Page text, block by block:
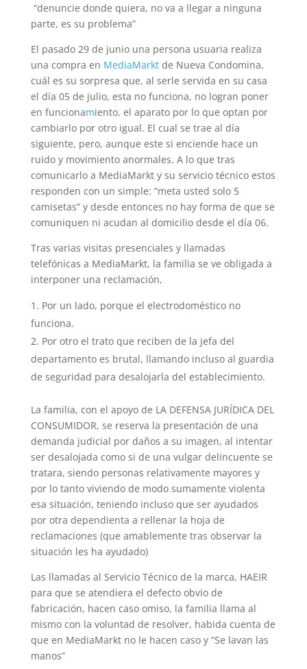
“denuncie donde quiera, no va a llegar a ninguna
parte, es su problema”
El pasado 29 de junio una persona usuaria realiza
una compra en MediaMarktde Nueva Condomina,
cuál es su sorpresa que, al serle servida en su casa
el día 05 de julio, esta no funciona, no logran poner
en funcionamiento, el aparato por lo que optan por
cambiarlo por otro igual. El cual se trae al día
siguiente, pero, aunque este si enciende hace un
ruido y movimiento anormales. A lo que tras
comunicarlo a MediaMarkt y su servicio técnico estos
responden con un simple: “meta usted solo 5
camisetas” y desde entonces no hay forma de que se
comuniquen ni acudan al domicilio desde el día 06.
Tras varias visitas presenciales y llamadas
telefónicas a MediaMarkt, la familia se ve obligada a
interponer una reclamación,
Por un lado, porque el electrodoméstico no
funciona.
Por otro el trato que reciben de la jefa del
departamento es brutal, llamando incluso al guardia
de seguridad para desalojarla del establecimiento.
La familia, con el apoyo de LA DEFENSA JURÍDICA DEL
CONSUMIDOR, se reserva la presentación de una
demanda judicial por daños a su imagen, al intentar
ser desalojada como si de una vulgar delincuente se
tratara, siendo personas relativamente mayores y
por lo tanto viviendo de modo sumamente violenta
esa situación, teniendo incluso que ser ayudados
por otra dependienta a rellenar la hoja de
reclamaciones (que amablemente tras observar la
situación les ha ayudado)
Las llamadas al Servicio Técnico de la marca, HAEIR
para que se atendiera el defecto obvio de
fabricación, hacen caso omiso, la familia llama al
mismo con la voluntad de resolver, habida cuenta de
que en MediaMarkt no le hacen caso y “Se lavan las
manos”